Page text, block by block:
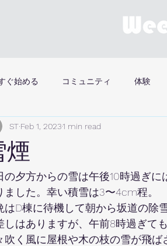
ぐ始める コミュニティ 体験
煙
ST Feb 1, 20231 min read
の夕方からの雪は午後10時過ぎ
ました。幸い積雪は3〜4cm程。
はD棟に待機して朝から坂道の除雪
しはありますが、午前8時過ぎても
吹く風に屋根や木の枝の雪が飛ば